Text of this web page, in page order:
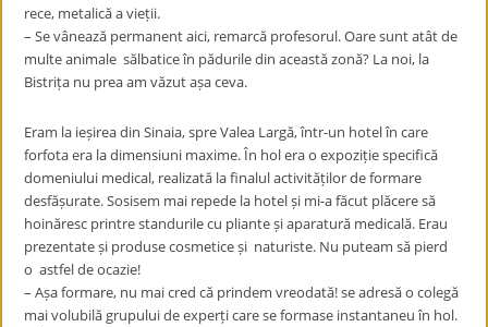
rece, metalică a vieții.
– Se vânează permanent aici, remarcă profesorul. Oare sunt atât de
multe animale sălbatice în pădurile din această zonă? La noi, la
Bistrița nu prea am văzut așa ceva.
Eram la ieșirea din Sinaia, spre Valea Largă, într-un hotel în care
forfota era la dimensiuni maxime. În hol era o expoziție specifică
domeniului medical, realizată la finalul activităților de formare
desfășurate. Sosisem mai repede la hotel și mi-a făcut plăcere să
hoinăresc printre standurile cu pliante și aparatură medicală. Erau
prezentate și produse cosmetice și naturiste. Nu puteam să pierd
o astfel de ocazie!
– Așa formare, nu mai cred că prindem vreodată! se adresă o colegă
mai volubilă grupului de experți care se formase instantaneu în hol.